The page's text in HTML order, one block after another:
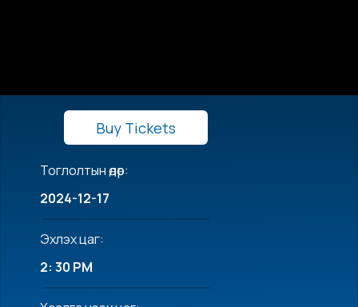
Buy Tickets
Тоглолтын өдөр:
2024-12-17
Эхлэх цаг:
2: 30 PM